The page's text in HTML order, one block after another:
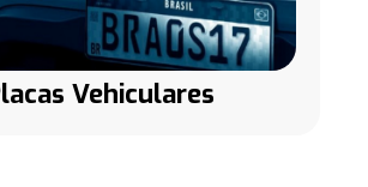
Vehiculares